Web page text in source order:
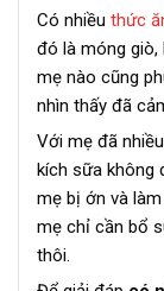
Có nhiều thức
đó là móng giò,
mẹ nào cũng
nhìn thấy đã
Với mẹ đã
kích sữa không
mẹ bị ớn và
mẹ chỉ cần bổ
thôi.